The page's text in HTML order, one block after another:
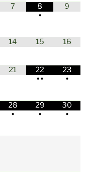
7
8
•
9
14 15 16
21
22
••
23
•
28
•
29
•
30
•